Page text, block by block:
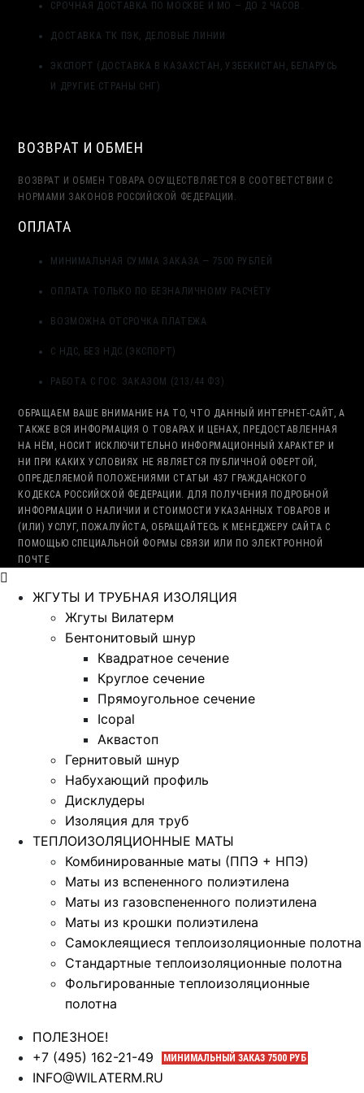
СРОЧНАЯ ДОСТАВКА ПО МОСКВЕ И МО — ДО 2 ЧАСОВ.
ДОСТАВКА ТК ПЭК, ДЕЛОВЫЕ ЛИНИИ
ЭКСПОРТ (ДОСТАВКА В КАЗАХСТАН, УЗБЕКИСТАН, БЕЛАРУСЬ
И ДРУГИЕ СТРАНЫ СНГ)
ВОЗВРАТ И ОБМЕН
ВОЗВРАТ И ОБМЕН ТОВАРА ОСУЩЕСТВЛЯЕТСЯ В СООТВЕТСТВИИ С
НОРМАМИ ЗАКОНОВ РОССИЙСКОЙ ФЕДЕРАЦИИ.
ОПЛАТА
МИНИМАЛЬНАЯ СУММА ЗАКАЗА — 7500 РУБЛЕЙ
ОПЛАТА ТОЛЬКО ПО БЕЗНАЛИЧНОМУ РАСЧЁТУ
ВОЗМОЖНА ОТСРОЧКА ПЛАТЕЖА
С НДС, БЕЗ НДС (ЭКСПОРТ)
РАБОТА С ГОС. ЗАКАЗОМ (213/44 ФЗ)
ОБРАЩАЕМ ВАШЕ ВНИМАНИЕ НА ТО, ЧТО ДАННЫЙ ИНТЕРНЕТ-САЙТ, А
ТАКЖЕ ВСЯ ИНФОРМАЦИЯ О ТОВАРАХ И ЦЕНАХ, ПРЕДОСТАВЛЕННАЯ
НА НЁМ, НОСИТ ИСКЛЮЧИТЕЛЬНО ИНФОРМАЦИОННЫЙ ХАРАКТЕР И
НИ ПРИ КАКИХ УСЛОВИЯХ НЕ ЯВЛЯЕТСЯ ПУБЛИЧНОЙ ОФЕРТОЙ,
ОПРЕДЕЛЯЕМОЙ ПОЛОЖЕНИЯМИ СТАТЬИ 437 ГРАЖДАНСКОГО
КОДЕКСА РОССИЙСКОЙ ФЕДЕРАЦИИ. ДЛЯ ПОЛУЧЕНИЯ ПОДРОБНОЙ
ИНФОРМАЦИИ О НАЛИЧИИ И СТОИМОСТИ УКАЗАННЫХ ТОВАРОВ И
(ИЛИ) УСЛУГ, ПОЖАЛУЙСТА, ОБРАЩАЙТЕСЬ К МЕНЕДЖЕРУ САЙТА С
ПОМОЩЬЮ СПЕЦИАЛЬНОЙ ФОРМЫ СВЯЗИ ИЛИ ПО ЭЛЕКТРОННОЙ
ПОЧТЕ
ЖГУТЫ И ТРУБНАЯ ИЗОЛЯЦИЯ
Жгуты Вилатерм
Бентонитовый шнур
Квадратное сечение
Круглое сечение
Прямоугольное сечение
Icopal
Аквастоп
Гернитовый шнур
Набухающий профиль
Дисклудеры
Изоляция для труб
ТЕПЛОИЗОЛЯЦИОННЫЕ МАТЫ
Комбинированные маты (ППЭ + НПЭ)
Маты из вспененного полиэтилена
Маты из газовспененного полиэтилена
Маты из крошки полиэтилена
Самоклеящиеся теплоизоляционные полотна
Стандартные теплоизоляционные полотна
Фольгированные теплоизоляционные
полотна
ПОЛЕЗНОЕ!
+7 (495) 162-21-49
МИНИМАЛЬНЫЙ ЗАКАЗ 7500 РУБ
INFO@WILATERM.RU